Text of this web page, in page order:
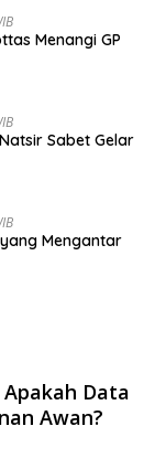
Menangi GP
Sabet Gelar
Mengantar
Data
Awan?